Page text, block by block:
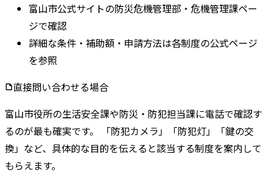
富山市公式サイトの防災危機管理部・危機管理課ペー
ジで確認
詳細な条件・補助額・申請方法は各制度の公式ページ
を参照
直接問い合わせる場合
富山市役所の生活安全課や防災・防犯担当課に電話で確認す
るのが最も確実です。 「防犯カメラ」「防犯灯」「鍵の交
換」など、具体的な目的を伝えると該当する制度を案内して
もらえます。